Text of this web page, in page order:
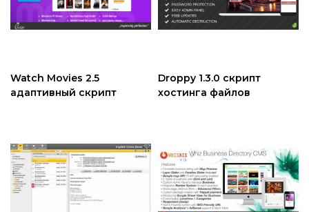
Watch Movies 2.5
адаптивный скрипт
Droppy 1.3.0 скрипт
хостинга файлов